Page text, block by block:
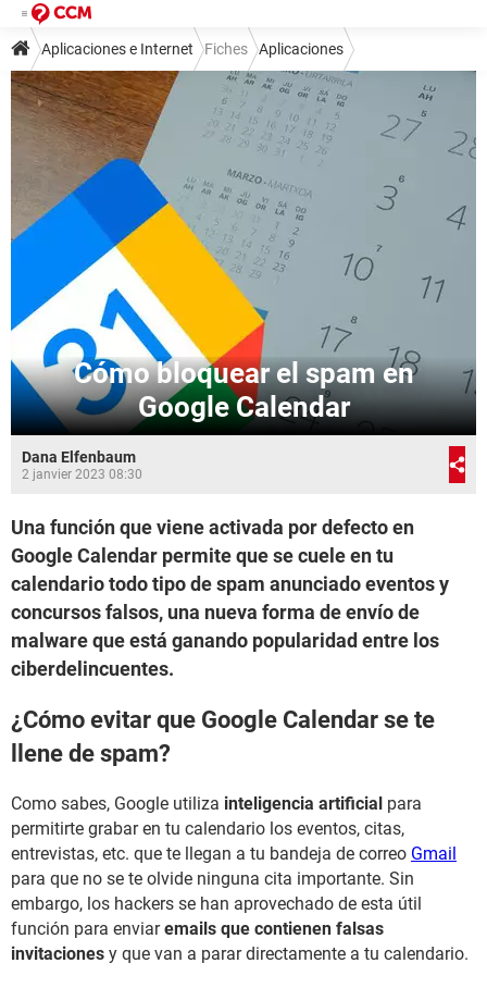
Aplicaciones e Internet Fiches Aplicaciones
Cómo bloquear el spam en
Google Calendar
Dana Elfenbaum
2 janvier 2023 08:30
Una función que viene activada por defecto en
Google Calendar permite que se cuele en tu
calendario todo tipo de spam anunciado eventos y
concursos falsos, una nueva forma de envío de
malware que está ganando popularidad entre los
ciberdelincuentes.
¿Cómo evitar que Google Calendar se te
llene de spam?
Como sabes, Google utiliza inteligencia artificial para
permitirte grabar en tu calendario los eventos, citas,
entrevistas, etc. que te llegan a tu bandeja de correo Gmail
para que no se te olvide ninguna cita importante. Sin
embargo, los hackers se han aprovechado de esta útil
función para enviaremails que contienen falsas
invitaciones y que van a parar directamente a tu calendario.